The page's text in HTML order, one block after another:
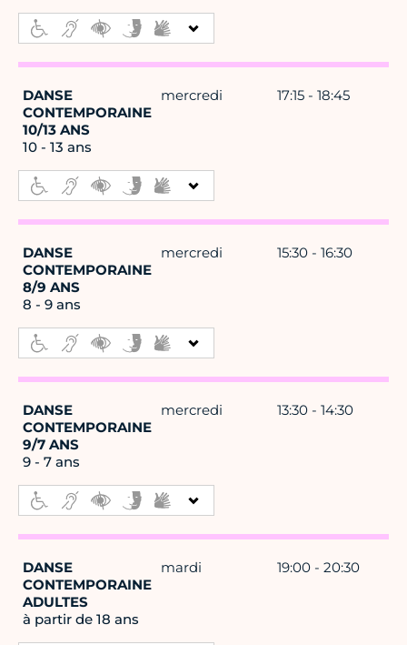
DANSE
CONTEMPORAINE
10/13 ANS
10 - 13 ans
mercredi 17:15 - 18:45
DANSE
CONTEMPORAINE
8/9 ANS
8 - 9 ans
mercredi 15:30 - 16:30
DANSE
CONTEMPORAINE
9/7 ANS
9 - 7 ans
mercredi 13:30 - 14:30
DANSE
CONTEMPORAINE
ADULTES
à partir de 18 ans
mardi 19:00 - 20:30